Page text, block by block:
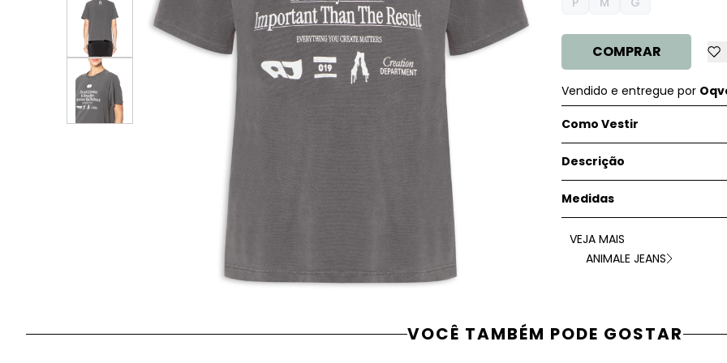
COMPRAR
Vendido e entregue por
Como Vestir
Descrição
Medidas
VEJA MAIS
ANIMALE JEANS
VOCÊ TAMBÉM PODE GOSTAR